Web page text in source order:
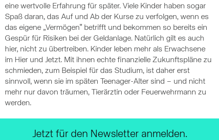
eine wertvolle Erfahrung für später. Viele Kinder haben sogar
Spaß daran, das Auf und Ab der Kurse zu verfolgen, wenn es
das eigene „Vermögen‟ betrifft und bekommen so bereits ein
Gespür für Risiken bei der Geldanlage. Natürlich gilt es auch
hier, nicht zu übertreiben. Kinder leben mehr als Erwachsene
im Hier und Jetzt. Mit ihnen echte finanzielle Zukunftspläne zu
schmieden, zum Beispiel für das Studium, ist daher erst
sinnvoll, wenn sie im späten Teenager-Alter sind – und nicht
mehr nur davon träumen, Tierärztin oder Feuerwehrmann zu
werden.
Jetzt für den Newsletter anmelden.